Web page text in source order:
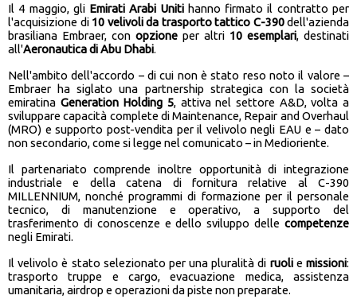
Il 4 maggio, gli Emirati Arabi Unitihanno firmato il contratto per
l'acquisizione di 10 velivoli da trasporto tattico C-390dell'azienda
brasiliana Embraer, con opzione per altri 10 esemplari, destinati
all'Aeronautica di Abu Dhabi.
Nell'ambito dell'accordo – di cui non è stato reso noto il valore –
Embraer ha siglato una partnership strategica con la società
emiratina Generation Holding 5, attiva nel settore A&D, volta a
sviluppare capacità complete di Maintenance, Repair and Overhaul
(MRO) e supporto post-vendita per il velivolo negli EAU e – dato
non secondario, come si legge nel comunicato – in Medioriente.
Il partenariato comprende inoltre opportunità di integrazione
industriale e della catena di fornitura relative al C-390
MILLENNIUM, nonché programmi di formazione per il personale
tecnico, di manutenzione e operativo, a supporto del
trasferimento di conoscenze e dello sviluppo delle competenze
negli Emirati.
Il velivolo è stato selezionato per una pluralità di ruoliemissioni:
trasporto truppe e cargo, evacuazione medica, assistenza
umanitaria, airdrop e operazioni da piste non preparate.